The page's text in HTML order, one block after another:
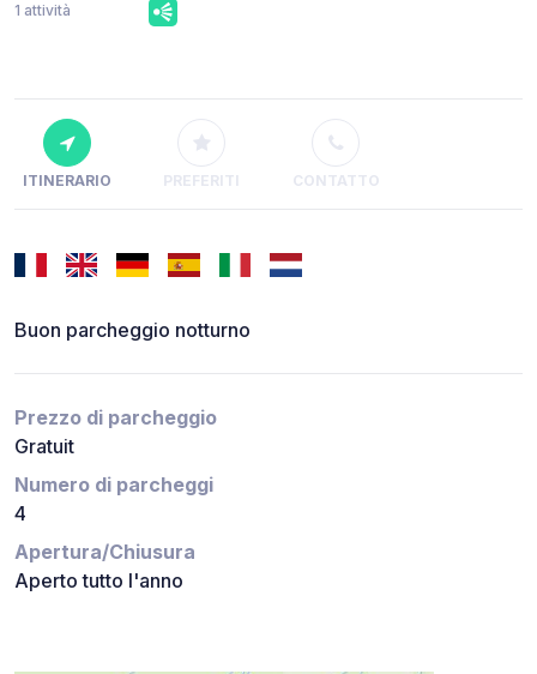
1 attività
ITINERARIO PREFERITI CONTATTO
Buon parcheggio notturno
Prezzo di parcheggio
Gratuit
Numero di parcheggi
4
Apertura/Chiusura
Aperto tutto l'anno